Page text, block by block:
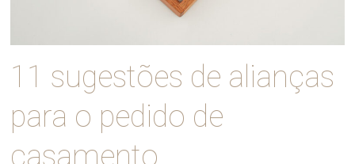
11 sugestões de alianças
para o pedido de
casamento